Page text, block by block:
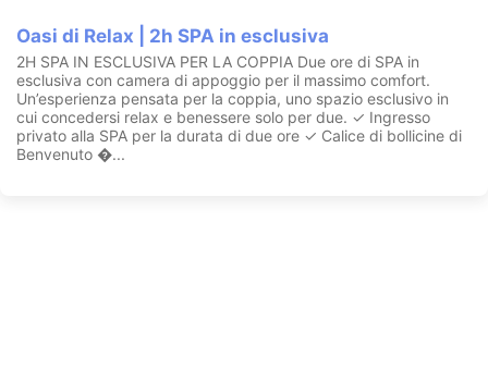
Oasi di Relax | 2h SPA in esclusiva
2H SPA IN ESCLUSIVA PER LA COPPIA Due ore di SPA in
esclusiva con camera di appoggio per il massimo comfort.
Un’esperienza pensata per la coppia, uno spazio esclusivo in
cui concedersi relax e benessere solo per due. ✓ Ingresso
privato alla SPA per la durata di due ore ✓ Calice di bollicine di
Benvenuto �...